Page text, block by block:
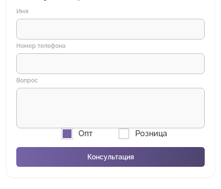
Имя
Номер телефона
Вопрос
Опт Розница